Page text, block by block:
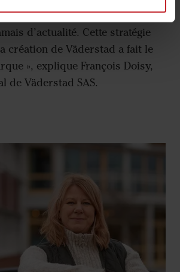
évolutifs des agriculteurs
d’actualité. Cette stratégie
création de Väderstad a fait le
», explique François Doisy,
de Väderstad SAS.